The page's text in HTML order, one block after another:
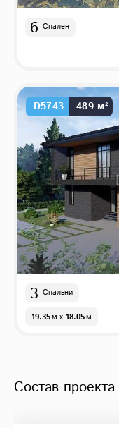
6 Спален
D5743 489 м²
3 Спальни
19.35м x 18.05м
Состав проекта